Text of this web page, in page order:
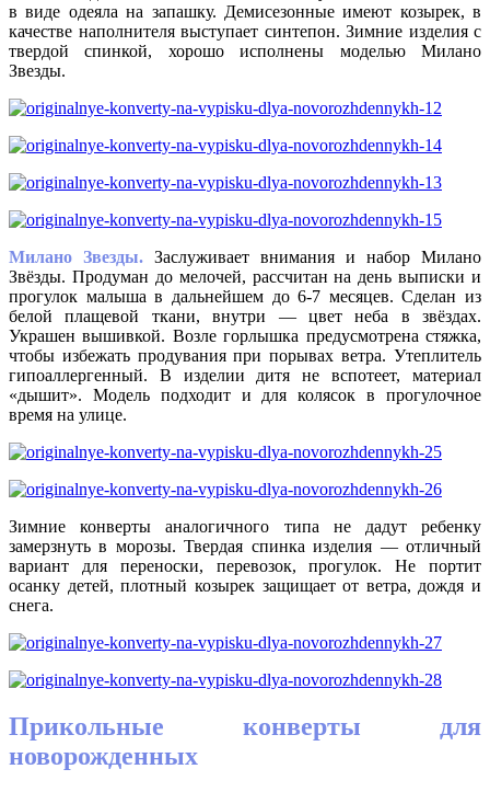
в виде одеяла на запашку. Демисезонные имеют козырек, в
качестве наполнителя выступает синтепон. Зимние изделия с
твердой спинкой, хорошо исполнены моделью Милано
Звезды.
Милано Звезды. Заслуживает внимания и набор Милано
Звёзды. Продуман до мелочей, рассчитан на день выписки и
прогулок малыша в дальнейшем до 6-7 месяцев. Сделан из
белой плащевой ткани, внутри — цвет неба в звёздах.
Украшен вышивкой. Возле горлышка предусмотрена стяжка,
чтобы избежать продувания при порывах ветра. Утеплитель
гипоаллергенный. В изделии дитя не вспотеет, материал
«дышит». Модель подходит и для колясок в прогулочное
время на улице.
Зимние конверты аналогичного типа не дадут ребенку
замерзнуть в морозы. Твердая спинка изделия — отличный
вариант для переноски, перевозок, прогулок. Не портит
осанку детей, плотный козырек защищает от ветра, дождя и
снега.
Прикольные конверты для
новорожденных